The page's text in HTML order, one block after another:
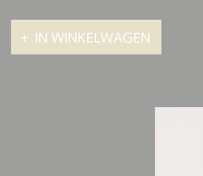
IN WINKELWAGEN